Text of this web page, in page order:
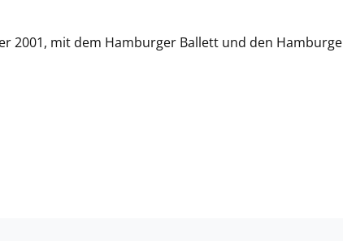
2001, mit dem Hamburger Ballett und den